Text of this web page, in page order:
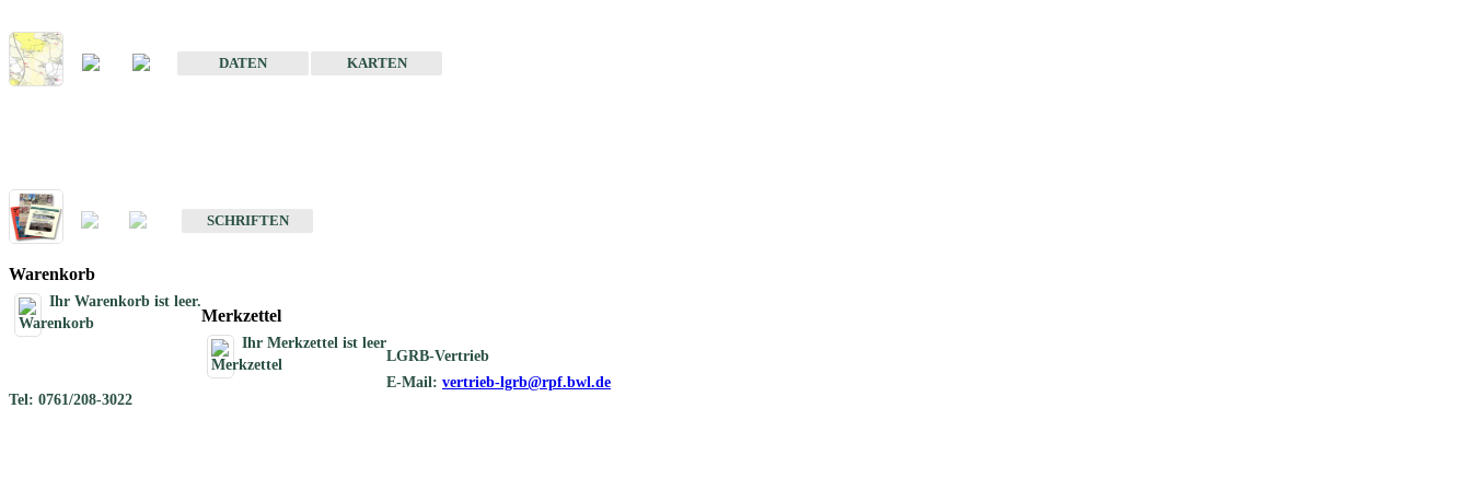
DATEN
KARTEN
SCHRIFTEN
Warenkorb
Ihr Warenkorb ist leer.
Merkzettel
Ihr Merkzettel ist leer
LGRB-Vertrieb
E-Mail: vertrieb-lgrb@rpf.bwl.de
Tel: 0761/208-3022